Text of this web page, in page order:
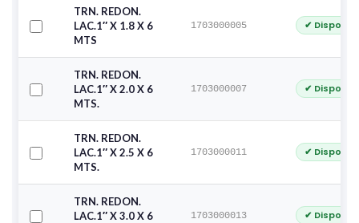
TRN. REDON.
LAC.1″ X 1.8 X 6
MTS
1703000005 ✔
TRN. REDON.
LAC.1″ X 2.0 X 6
MTS.
1703000007 ✔
TRN. REDON.
LAC.1″ X 2.5 X 6
MTS.
1703000011 ✔
TRN. REDON.
LAC.1″ X 3.0 X 6
1703000013 ✔